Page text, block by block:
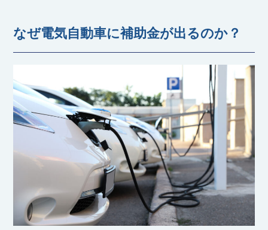
なぜ電気自動車に補助金が出るのか？